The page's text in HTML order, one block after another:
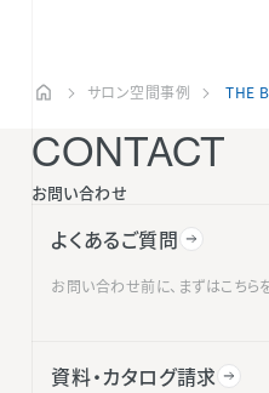
サロン空間事例 THE
CONTACT
お問い合わせ
よくあるご質問
お問い合わせ前に、まずはこちら
資料・カタログ請求